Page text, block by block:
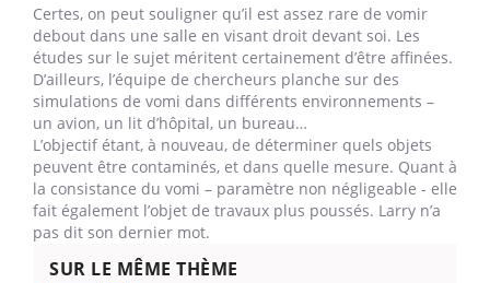
Certes, on peut souligner qu’il est assez rare de vomir
debout dans une salle en visant droit devant soi. Les
études sur le sujet méritent certainement d’être affinées.
D’ailleurs, l’équipe de chercheurs planche sur des
simulations de vomi dans différents environnements –
un avion, un lit d’hôpital, un bureau…
L’objectif étant, à nouveau, de déterminer quels objets
peuvent être contaminés, et dans quelle mesure. Quant à
la consistance du vomi – paramètre non négligeable - elle
fait également l’objet de travaux plus poussés. Larry n’a
pas dit son dernier mot.
SUR LE MÊME THÈME